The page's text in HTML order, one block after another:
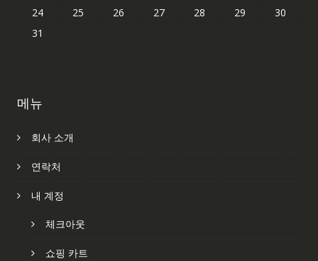
24
25 26 27 28 29
30
31
메뉴
회사 소개
연락처
내 계정
체크아웃
쇼핑 카트